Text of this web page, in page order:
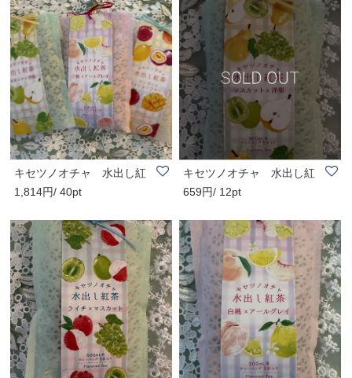
キセツノオチャ 水出し紅
茶 3種類セット
1,814円/ 40pt
キセツノオチャ 水出し紅
茶 マスカット..
659円/ 12pt